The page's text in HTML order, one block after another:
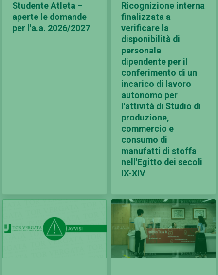
Studente Atleta –
aperte le domande
per l'a.a. 2026/2027
Ricognizione interna
finalizzata a
verificare la
disponibilità di
personale
dipendente per il
conferimento di un
incarico di lavoro
autonomo per
l'attività di Studio di
produzione,
commercio e
consumo di
manufatti di stoffa
nell'Egitto dei secoli
IX-XIV